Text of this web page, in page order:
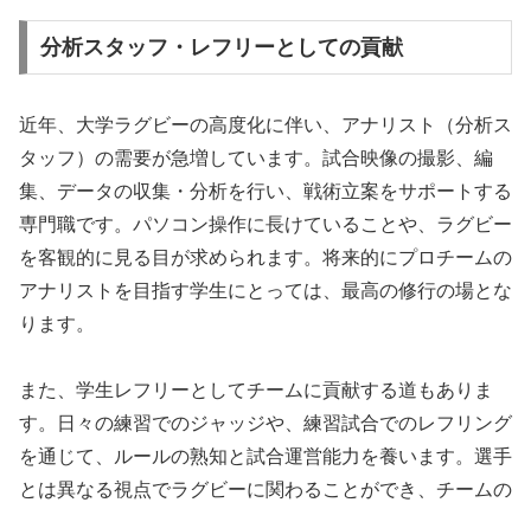
分析スタッフ・レフリーとしての貢献
近年、大学ラグビーの高度化に伴い、アナリスト（分析ス
タッフ）の需要が急増しています。試合映像の撮影、編
集、データの収集・分析を行い、戦術立案をサポートする
専門職です。パソコン操作に長けていることや、ラグビー
を客観的に見る目が求められます。将来的にプロチームの
アナリストを目指す学生にとっては、最高の修行の場とな
ります。
また、学生レフリーとしてチームに貢献する道もありま
す。日々の練習でのジャッジや、練習試合でのレフリング
を通じて、ルールの熟知と試合運営能力を養います。選手
とは異なる視点でラグビーに関わることができ、チームの